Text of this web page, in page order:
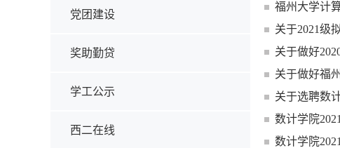
党团建设
奖助勤贷
学工公示
西二在线
福州大学计
关于2021级
关于做好
关于做好福
关于选聘数
数计学院
数计学院